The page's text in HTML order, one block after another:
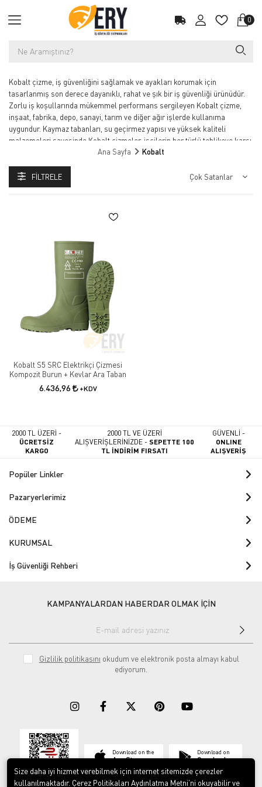
0
Kobalt çizme, iş güvenliğini sağlamak ve ayakları korumak için
tasarlanmış son derece dayanıklı, rahat ve şık bir iş güvenliği ürünüdür.
Zorlu iş koşullarında mükemmel performans sergileyen Kobalt çizme,
inşaat, fabrika, depo, sanayi, tarım ve diğer ağır işlerde kullanıma
uygundur. Kaymaz tabanları, su geçirmez yapısı ve yüksek kaliteli
malzemeleri sayesinde Kobalt çizmeler, işçilerin her türlü tehlikeye karşı
korunmasına yardımcı olur. Özellikle su, çamur, kimyasal madde ve zorlu
kullanımlarda bile konfor sunar. Kobalt çizmeler, ergonomik yapıları ve
hafif olmaları sayesinde uzun süre ayakta kalan çalışanlar için idealdir.
Kobalt çizme, dayanıklı yapısı ile uzun ömürlü kullanım sunar. Şimdi
Kobalt çizme ile iş yerinizde güvenliği ve rahatlığı sağlayın.
Kobalt, dayanıklı iş çizmesi ve güvenlik ekipmanları alanında profesyonel
çözümler sunan markalardan biridir. Su geçirmez yapıya sahip PVC ve
kaymaz tabanlı çizme modelleri; sanayi, tarım, gıda, inşaat ve endüstriyel
çalışma alanlarında güvenli kullanım sağlar. Ergonomik tasarımı,
dayanıklı malzeme yapısı ve uzun ömürlü kullanım avantajı sayesinde
profesyonel kullanıcılar tarafından tercih edilmektedir.
Ana Sayfa Kobalt
FILTRELE
Kobalt S5 SRC Elektrikçi Çizmesi
Kompozit Burun + Kevlar Ara Taban
6.436,96 +KDV
2000 TL ÜZERİ -
ÜCRETSİZ
KARGO
2000 TL VE ÜZERİ
ALIŞVERİŞLERİNİZDE -SEPETTE 100
TL İNDİRİM FIRSATI
GÜVENLİ -
ONLINE
ALIŞVERİŞ
Popüler Linkler
Pazaryerlerimiz
ÖDEME
KURUMSAL
İş Güvenliği Rehberi
KAMPANYALARDAN HABERDAR OLMAK İÇİN
Gizlilik politikasını okudum ve elektronik posta almayı kabul
ediyorum.
Download on the
App Store
Download on
Google play
Size daha iyi hizmet verebilmek için internet sitemizde çerezler
kullanılmaktadır. Çerez Politikaları Aydınlatma Metni’ni okuyabilir ve